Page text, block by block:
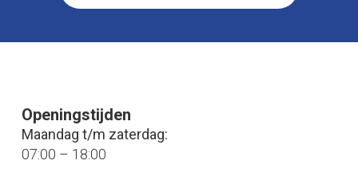
Openingstijden
Maandag t/m zaterdag:
07:00 – 18:00